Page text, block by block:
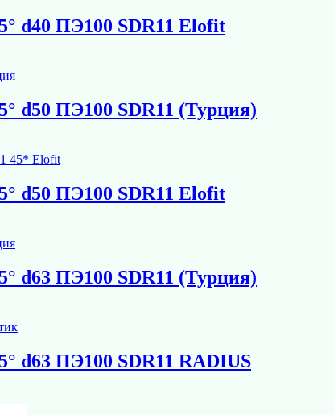
d40 ПЭ100 SDR11 Elofit
d50 ПЭ100 SDR11 (Турция)
d50 ПЭ100 SDR11 Elofit
d63 ПЭ100 SDR11 (Турция)
d63 ПЭ100 SDR11 RADIUS